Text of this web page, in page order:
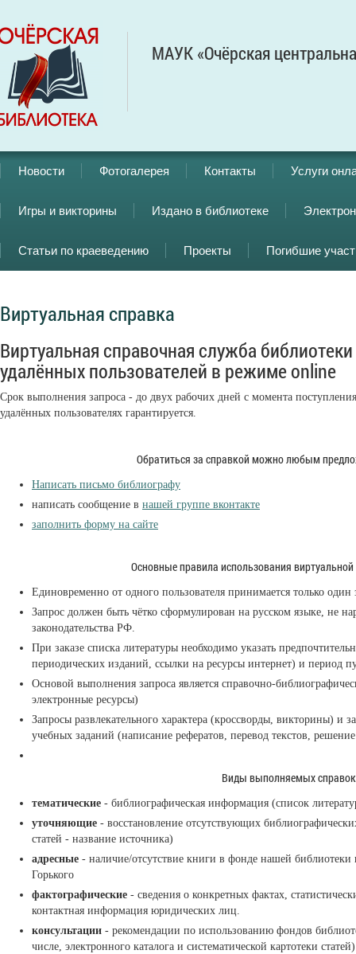
МАУК «Очёрская
Новости Фотогалерея Контакты Услуги
Игры и викторины Издано в библиотеке
Статьи по краеведению Проекты Погибшие
Виртуальная справка
Виртуальная справочная служба
удалённых пользователей в режиме online
Срок выполнения запроса - до двух рабочих дней с момента
удалённых пользователях гарантируется.
Обратиться за справкой можно любым
Написать письмо библиографу
написать сообщение в нашей группе вконтакте
заполнить форму на сайте
Основные правила использования
Единовременно от одного пользователя принимается только один
Запрос должен быть чётко сформулирован на русском языке, не
законодательства РФ.
При заказе списка литературы необходимо указать
периодических изданий, ссылки на ресурсы интернет) и период
Основой выполнения запроса является справочно-
электронные ресурсы)
Запросы развлекательного характера (кроссворды, викторины)
учебных заданий (написание рефератов, перевод текстов,
Виды выполняемых
тематические - библиографическая информация (список
уточняющие - восстановление отсутствующих
статей - название источника)
адресные - наличие/отсутствие книги в фонде нашей
Горького
фактографические - сведения о конкретных фактах,
контактная информация юридических лиц.
консультации - рекомендации по использованию фондов
числе, электронного каталога и систематической картотеки статей)